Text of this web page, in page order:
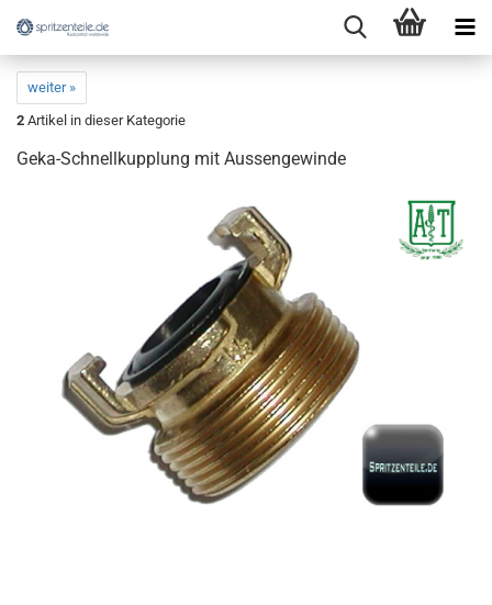
weiter »
2 Artikel in dieser Kategorie
Geka-Schnellkupplung mit Aussengewinde